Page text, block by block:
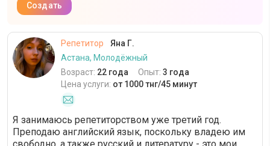
Создать
Репетитор
Яна Г.
Астана, Молодёжный
Возраст: 22 года Опыт: 3 года
Цена услуги: от 1000 тнг/45 минут
Я занимаюсь репетиторством уже третий год.
Преподаю английский язык, поскольку владею им